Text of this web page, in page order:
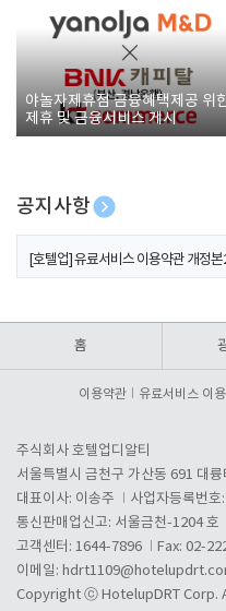
야놀자제휴점 금융혜택제공 위
제휴 및 금융서비스 게시
공지사항
[호텔업] 개인정보 처리방침 개정본1
[호텔업] 유료서비스 이용약관 개정본
홈
이용약관 유료서비스 이
주식회사 호텔업디알티
서울특별시 금천구 가산동 691 대
대표이사: 이송주
사업자등록번
통신판매업신고: 서울금천-1204 호
고객센터: 1644-7896
Fax: 02-
이메일:
Copyright ⓒ HotelupDRT Corp.